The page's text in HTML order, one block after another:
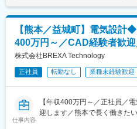
ています。当社代表は非常に
緒に飲みに行く機会も多々あ
し続ける、アグレッシブで意
で、10名以上のマネジメント
就いたりと、年齢や社歴に関
与えられる環境です。
・勤続3年ごとに平日連続5日
されます。
■研修制度：
OJTを中心にメンバーを育て
はあくまでも目安の金額であ
あります。月給(月額)は固定
【熊本／益城町】電気設
400万円～／CAD経験者歓迎
株式会社BREXA Technology
正社員 転勤なし 業種未経験歓迎
仕事内容
【年収400万円～／正社員／
迎します／熊本で長く働きた